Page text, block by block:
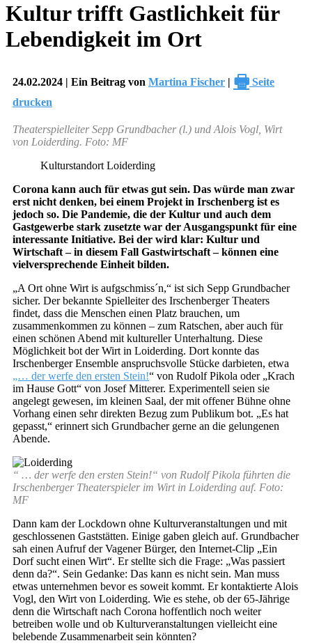
Kultur trifft Gastlichkeit für
Lebendigkeit im Ort
24.02.2024 | Ein Beitrag von Martina Fischer | 🖶 Seite
drucken
Theaterspielleiter Sepp Grundbacher (l.) und Alois Vogl, Wirt
von Loiderding. Foto: MF
Kulturstandort Loiderding
Corona kann auch für etwas gut sein. Das würde man zwar
erst nicht denken, bei einem Projekt in Irschenberg ist es
jedoch so. Die Pandemie, die der Kultur und auch dem
Gastgewerbe stark zusetzte war der Ausgangspunkt für eine
interessante Initiative. Bei der wird klar: Kultur und
Wirtschaft – in diesem Fall Gastwirtschaft – können eine
vielversprechende Einheit bilden.
„A Ort ohne Wirt is aufgschmiss´n,“ ist sich Sepp Grundbacher
sicher. Der bekannte Spielleiter des Irschenberger Theaters
findet, dass die Menschen einen Platz brauchen, um
zusammenkommen zu können – zum Ratschen, aber auch für
einen schönen Abend mit kultureller Unterhaltung. Diese
Möglichkeit bot der Wirt in Loiderding. Dort konnte das
Irschenberger Ensemble anspruchsvolle Stücke darbieten, etwa
„… der werfe den ersten Stein!“ von Rudolf Pikola oder „Krach
im Hause Gott“ von Josef Mitterer. Experimentell seien sie
angelegt gewesen, im kleinen Saal, der mit offener Bühne ohne
Vorhang einen sehr direkten Bezug zum Publikum bot. „Es hat
gepasst,“ erinnert sich Grundbacher gerne an die gelungenen
Abende.
“ … der werfe den ersten Stein!“ von Rudolf Pikola führten die
Irschenberger Theaterspieler im Wirt in Loiderding auf. Foto:
MF
Dann kam der Lockdown ohne Kulturveranstaltungen und mit
geschlossenen Gaststätten. Einige gaben gleich auf. Grundbacher
sah einen Aufruf der Vagener Bürger, den Internet-Clip „Ein
Dorf sucht einen Wirt“. Er stellte sich die Frage: „Was passiert
denn da?“. Sein Gedanke: Das kann es nicht sein. Man muss
etwas unternehmen bevor es soweit kommt. Er kontaktierte Alois
Vogl, den Wirt von Loiderding. Wie es stehe, ob der 65-Jährige
denn die Wirtschaft nach Corona hoffentlich noch weiter
betreiben wolle und ob Kulturveranstaltungen vielleicht eine
belebende Zusammenarbeit sein könnten?